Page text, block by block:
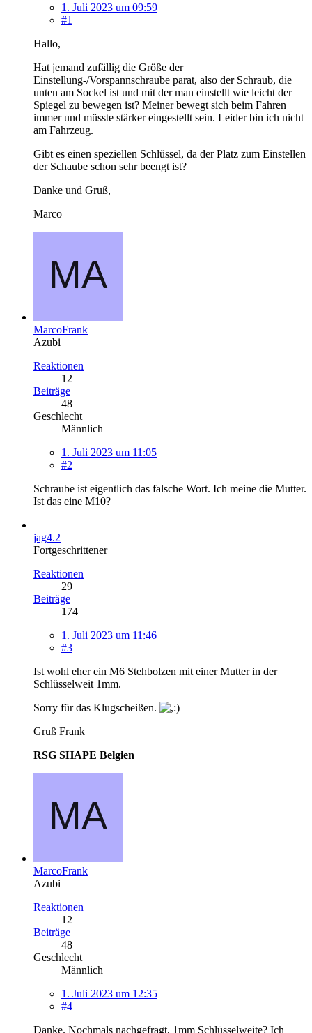
1. Juli 2023 um 09:59
#1
Hallo,
Hat jemand zufällig die Größe der
Einstellung-/Vorspannschraube parat, also der Schraub, die
unten am Sockel ist und mit der man einstellt wie leicht der
Spiegel zu bewegen ist? Meiner bewegt sich beim Fahren
immer und müsste stärker eingestellt sein. Leider bin ich nicht
am Fahrzeug.
Gibt es einen speziellen Schlüssel, da der Platz zum Einstellen
der Schaube schon sehr beengt ist?
Danke und Gruß,
Marco
MarcoFrank
Azubi
Reaktionen
12
Beiträge
48
Geschlecht
Männlich
1. Juli 2023 um 11:05
#2
Schraube ist eigentlich das falsche Wort. Ich meine die Mutter.
Ist das eine M10?
jag4.2
Fortgeschrittener
Reaktionen
29
Beiträge
174
1. Juli 2023 um 11:46
#3
Ist wohl eher ein M6 Stehbolzen mit einer Mutter in der
Schlüsselweit 1mm.
Sorry für das Klugscheißen.
Gruß Frank
RSG SHAPE Belgien
MarcoFrank
Azubi
Reaktionen
12
Beiträge
48
Geschlecht
Männlich
1. Juli 2023 um 12:35
#4
Danke. Nochmals nachgefragt, 1mm Schlüsselweite? Ich